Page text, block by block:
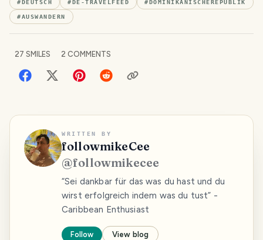
# DEUTSCH # DE-TRAVELFEED # DOMINIKANISCHEREPUBLIK
#AUSWANDERN
27 SMILES 2 COMMENTS
WRITTEN BY
followmikeCee
@followmikecee
“Sei dankbar für das was du hast und du
wirst erfolgreich indem was du tust” -
Caribbean Enthusiast
Follow View blog